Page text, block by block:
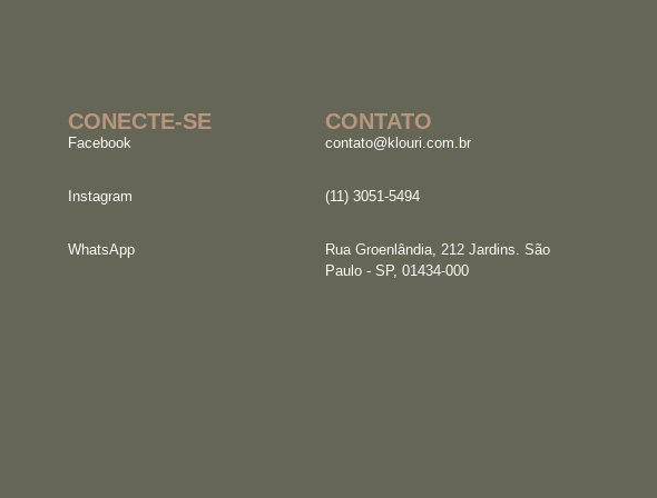
CONECTE-SE
Facebook
Instagram
WhatsApp
CONTATO
contato@klouri.com.br
(11) 3051-5494
Rua Groenlândia, 212 Jardins. São
Paulo - SP, 01434-000